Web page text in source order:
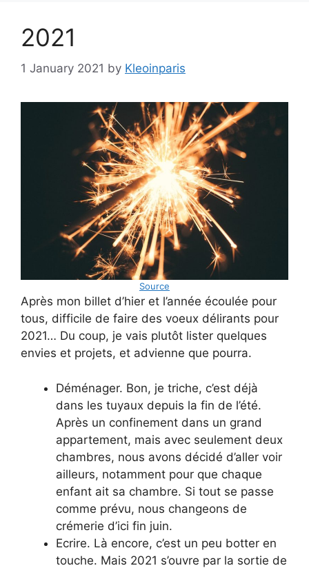
2021
1 January 2021 by Kleoinparis
Source
Après mon billet d’hier et l’année écoulée pour
tous, difficile de faire des voeux délirants pour
2021… Du coup, je vais plutôt lister quelques
envies et projets, et advienne que pourra.
Déménager. Bon, je triche, c’est déjà
dans les tuyaux depuis la fin de l’été.
Après un confinement dans un grand
appartement, mais avec seulement deux
chambres, nous avons décidé d’aller voir
ailleurs, notamment pour que chaque
enfant ait sa chambre. Si tout se passe
comme prévu, nous changeons de
crémerie d’ici fin juin.
Ecrire. Là encore, c’est un peu botter en
touche. Mais 2021 s’ouvre par la sortie de